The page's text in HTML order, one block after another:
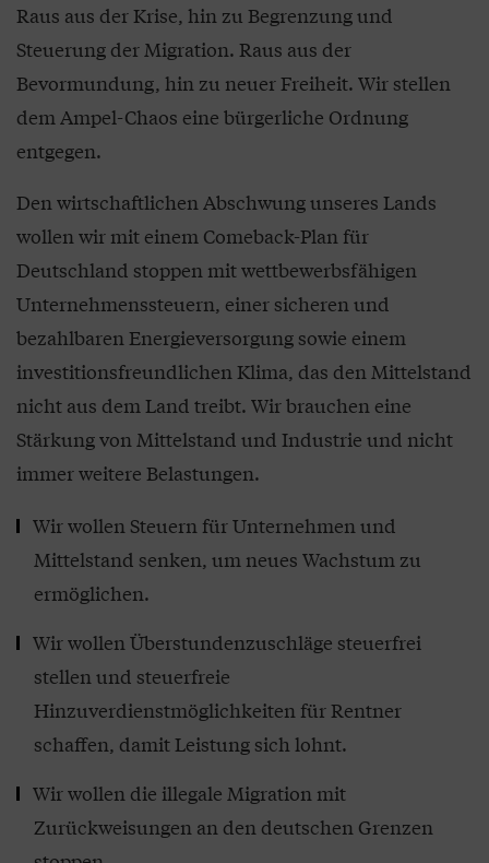
Raus aus der Krise, hin zu Begrenzung und
Steuerung der Migration. Raus aus der
Bevormundung, hin zu neuer Freiheit. Wir stellen
dem Ampel-Chaos eine bürgerliche Ordnung
entgegen.
Den wirtschaftlichen Abschwung unseres Lands
wollen wir mit einem Comeback-Plan für
Deutschland stoppen mit wettbewerbsfähigen
Unternehmenssteuern, einer sicheren und
bezahlbaren Energieversorgung sowie einem
investitionsfreundlichen Klima, das den Mittelstand
nicht aus dem Land treibt. Wir brauchen eine
Stärkung von Mittelstand und Industrie und nicht
immer weitere Belastungen.
Wir wollen Steuern für Unternehmen und
Mittelstand senken, um neues Wachstum zu
ermöglichen.
Wir wollen Überstundenzuschläge steuerfrei
stellen und steuerfreie
Hinzuverdienstmöglichkeiten für Rentner
schaffen, damit Leistung sich lohnt.
Wir wollen die illegale Migration mit
Zurückweisungen an den deutschen Grenzen